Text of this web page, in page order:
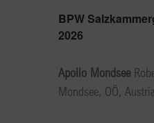
BPW
2026
Apollo Mondsee
Mondsee, OÖ, Austria